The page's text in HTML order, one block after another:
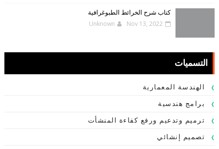
كتاب شرح الخرائط الطبوغرافية
Unknown Nov 13, 2022
التسميات
الهندسة المعمارية
برامج هندسية
ترميم وتدعيم ورفع كفاءة المنشأت
تصميم إنشائي